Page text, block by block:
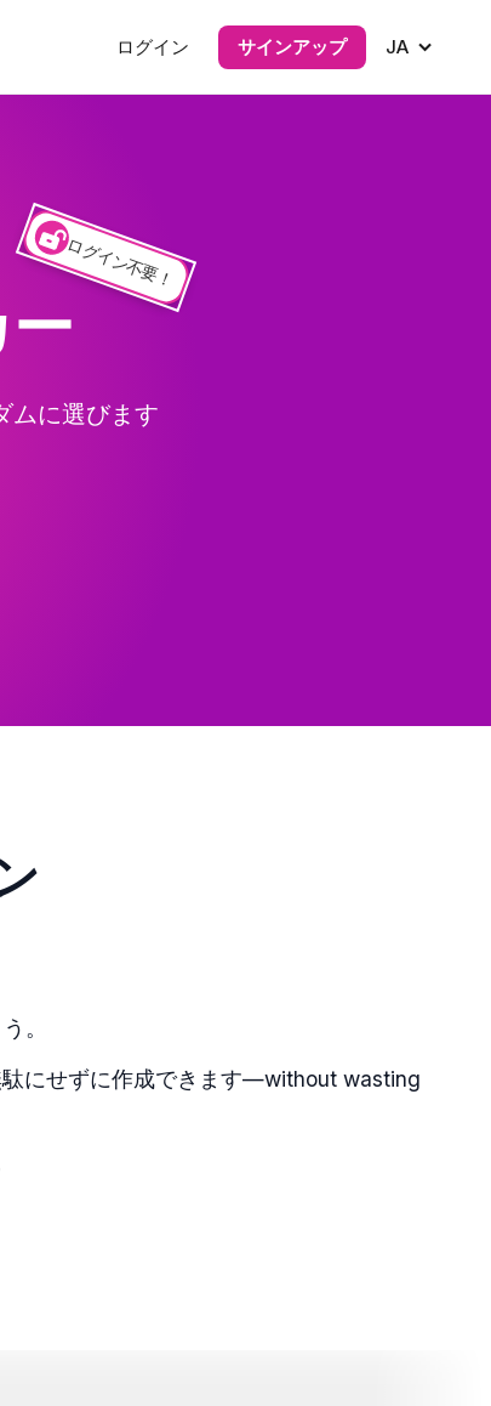
ログイン サインアップ JA
ログイン不要！
ムに選びます
。
駄にせずに作成できます—without wasting